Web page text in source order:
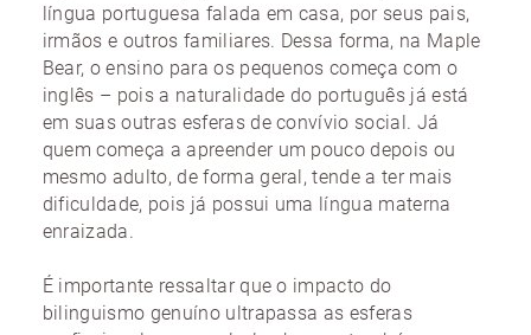
língua portuguesa falada em casa, por seus pais,
irmãos e outros familiares. Dessa forma, na Maple
Bear, o ensino para os pequenos começa com o
inglês – pois a naturalidade do português já está
em suas outras esferas de convívio social. Já
quem começa a apreender um pouco depois ou
mesmo adulto, de forma geral, tende a ter mais
dificuldade, pois já possui uma língua materna
enraizada.
É importante ressaltar que o impacto do
bilinguismo genuíno ultrapassa as esferas